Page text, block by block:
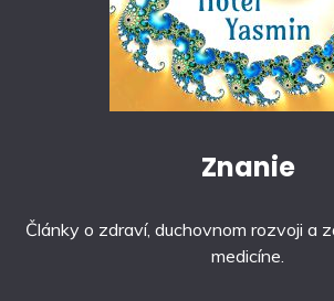
Znanie
Články o zdraví, duchovnom rozvoji a
medicíne.